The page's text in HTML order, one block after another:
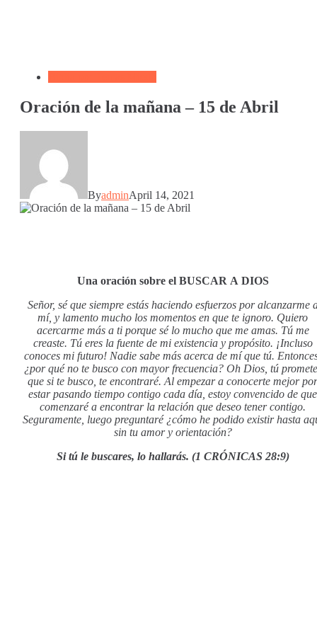
Oración de la mañana – 15 de Abril
ByadminApril 14, 2021
Una oración sobre el BUSCAR A DIOS
Señor, sé que siempre estás haciendo esfuerzos por alcanzarme
mí, y lamento mucho los momentos en que te ignoro. Quiero
acercarme más a ti porque sé lo mucho que me amas. Tú me
creaste. Tú eres la fuente de mi existencia y propósito. ¡Incluso
conoces mi futuro! Nadie sabe más acerca de mí que tú.
¿por qué no te busco con mayor frecuencia? Oh Dios, tú
que si te busco, te encontraré. Al empezar a conocerte mejor por
estar pasando tiempo contigo cada día, estoy convencido de que
comenzaré a encontrar la relación que deseo tener contigo.
Seguramente, luego preguntaré ¿cómo he podido existir hasta
sin tu amor y orientación?
Si tú le buscares, lo hallarás. (1 CRÓNICAS 28:9)